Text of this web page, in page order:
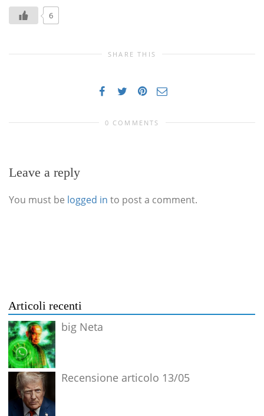
6
SHARE THIS
0 COMMENTS
Leave a reply
You must be logged in to post a comment.
Articoli recenti
big Neta
Recensione articolo 13/05